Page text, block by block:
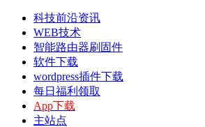
科技前沿资讯
WEB技术
智能路由器刷固件
软件下载
wordpress插件下载
每日福利领取
App下载
主站点